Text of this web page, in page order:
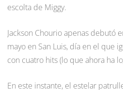
escolta de Miggy.
Jackson Chourio apenas debutó
mayo en San Luis, día en el que
con cuatro hits (lo que ahora ha
En este instante, el estelar